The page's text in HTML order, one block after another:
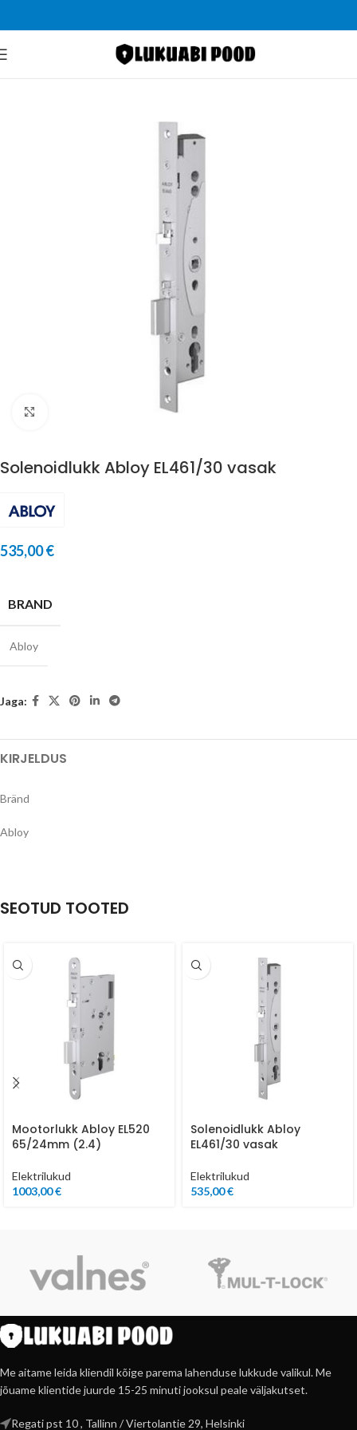
Elektrilukud
Solenoidlukk Abloy EL461/30 vasak
535,00€
BRAND
Abloy
Jaga:
KIRJELDUS
Bränd
Abloy
SEOTUD TOOTED
Mootorlukk Abloy EL520
65/24mm (2.4)
Elektrilukud
1003,00€
Solenoidlukk Abloy
EL461/30 vasak
Elektrilukud
535,00€
Me aitame leida kliendil kõige parema lahenduse lukkude valikul. Me
jõuame klientide juurde 15-25 minuti jooksul peale väljakutset.
Regati pst 10 , Tallinn / Viertolantie 29, Helsinki